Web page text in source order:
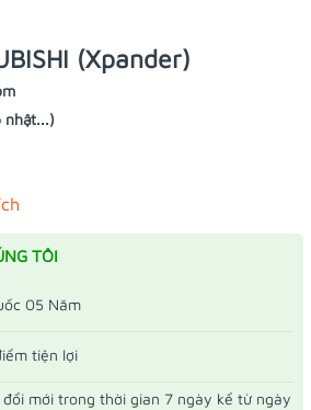
(Xpander)
nhật...)
TÔI
05 Năm
tiện lợi
mới trong thời gian 7 ngày kể từ ngày